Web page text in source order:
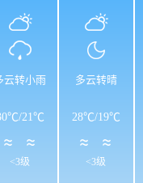
云转小雨
/21℃
<3级
多云转晴
28℃/19℃
<3级